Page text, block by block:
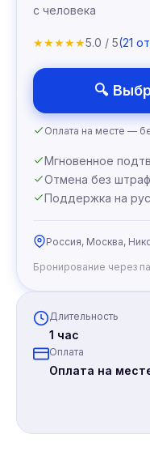
Длительность
1 час
Оплата
Оплата на
с человека
★★★★★5.0 / 5(21
🔍
Оплата на месте —
Мгновенное
Отмена без
Поддержка на
Россия, Москва,
Бронирование через